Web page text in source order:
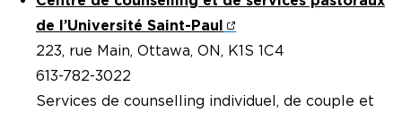
de l’Université Saint-Paul
223, rue Main, Ottawa, ON, K1S 1C4
613-782-3022
Services de counselling individuel, de couple et